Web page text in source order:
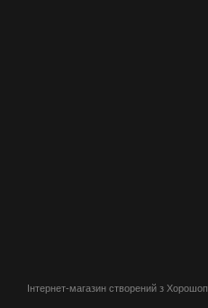
Інтернет-магазин створений з Хорошоп